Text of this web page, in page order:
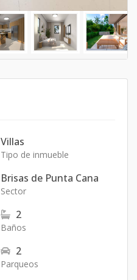
Villas
Tipo de inmueble
Brisas de Punta Cana
Sector
2
Baños
2
Parqueos